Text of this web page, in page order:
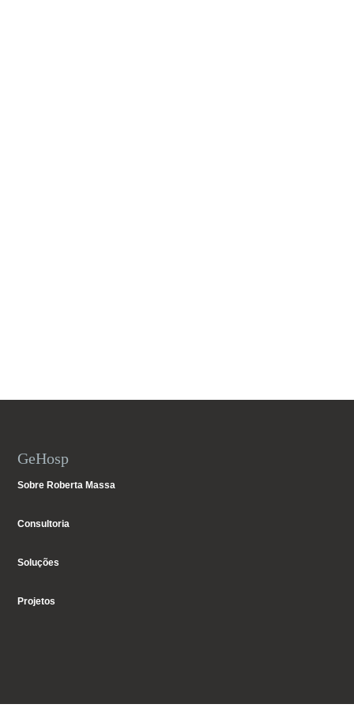
GeHosp
Sobre Roberta Massa
Consultoria
Soluções
Projetos